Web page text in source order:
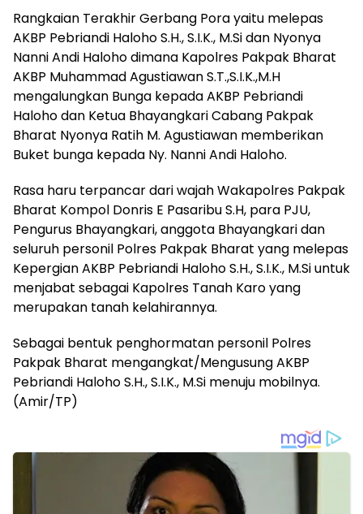
Rangkaian Terakhir Gerbang Pora yaitu melepas
AKBP Pebriandi Haloho S.H., S.I.K., M.Si dan Nyonya
Nanni Andi Haloho dimana Kapolres Pakpak Bharat
AKBP Muhammad Agustiawan S.T.,S.I.K.,M.H
mengalungkan Bunga kepada AKBP Pebriandi
Haloho dan Ketua Bhayangkari Cabang Pakpak
Bharat Nyonya Ratih M. Agustiawan memberikan
Buket bunga kepada Ny. Nanni Andi Haloho.
Rasa haru terpancar dari wajah Wakapolres Pakpak
Bharat Kompol Donris E Pasaribu S.H, para PJU,
Pengurus Bhayangkari, anggota Bhayangkari dan
seluruh personil Polres Pakpak Bharat yang melepas
Kepergian AKBP Pebriandi Haloho S.H., S.I.K., M.Si untuk
menjabat sebagai Kapolres Tanah Karo yang
merupakan tanah kelahirannya.
Sebagai bentuk penghormatan personil Polres
Pakpak Bharat mengangkat/Mengusung AKBP
Pebriandi Haloho S.H., S.I.K., M.Si menuju mobilnya.
(Amir/TP)